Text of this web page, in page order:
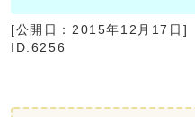
[公開日： 2015年12月17日 ]
ID:6256